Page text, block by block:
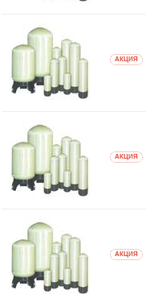
AКЦИЯ
AКЦИЯ
AКЦИЯ